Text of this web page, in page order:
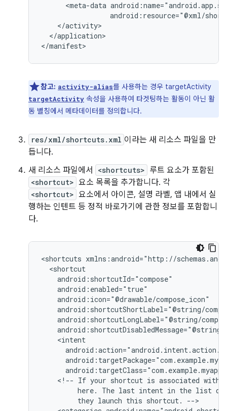
<meta-data
android:resource="@xml/
</application>
참고: activity-alias를 사용하는 경우 targetActivity
targetActivity 속성을 사용하여 타겟팅하는 활동이 아닌 활
동 별칭에서 메타데이터를 정의합니다.
res/xml/shortcuts.xml 이라는 새 리소스 파일을 만
듭니다.
새 리소스 파일에서
<shortcuts> 루트 요소가 포함된
<shortcut> 요소 목록을 추가합니다. 각
<shortcut> 요소에서 아이콘, 설명 라벨, 앱 내에서 실
행하는 인텐트 등 정적 바로가기에 관한 정보를 포함합니
다.
<shortcuts
<!-- If your shortcut is associated with
here.
The last intent in the list
they launch this shortcut.